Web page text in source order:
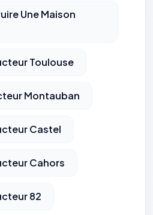
Une Maison
Toulouse
Montauban
Castel
Cahors
82